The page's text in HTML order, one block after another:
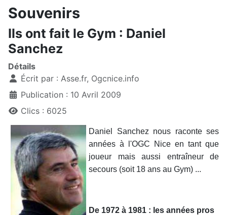
Souvenirs
Ils ont fait le Gym : Daniel
Sanchez
Détails
Écrit par : Asse.fr, Ogcnice.info
Publication : 10 Avril 2009
Clics : 6025
Daniel Sanchez nous raconte ses
années à l'OGC Nice en tant que
joueur mais aussi entraîneur de
secours (soit 18 ans au Gym) ...
De 1972 à 1981 : les années pros